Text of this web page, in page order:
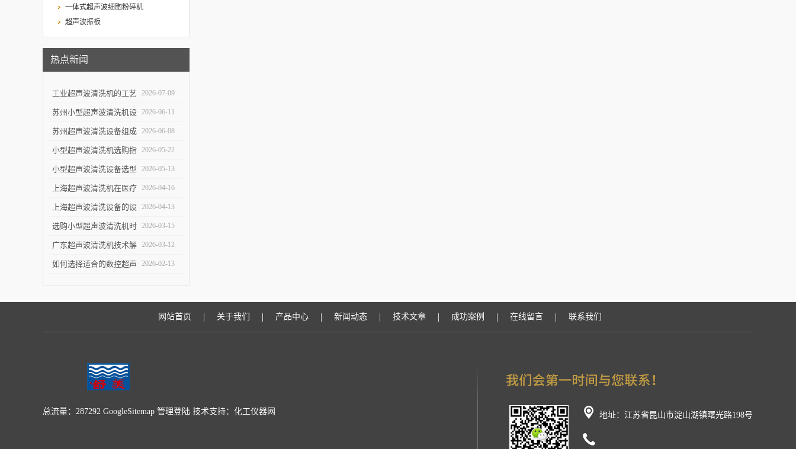
一体式超声波细胞粉碎机
超声波振板
热点新闻
工业超声波清洗机的工艺
设计与清洗效率提升
2026-07-09
苏州小型超声波清洗机设
计特点与实验室便携使用
优势
2026-06-11
苏州超声波清洗设备组成
结构与自动化清洗流程解
析
2026-06-08
小型超声波清洗机选购指
南：5个关键参数决定清
洁效果
2026-05-22
小型超声波清洗设备选型
指南：关键参数与实验
室/工业场景适配要点
2026-05-13
上海超声波清洗机在医疗
设备清洗中的应用
2026-04-16
上海超声波清洗设备的设
计优化与技术进展
2026-04-13
选购小型超声波清洗机时
的五个关键指标
2026-03-15
广东超声波清洗机技术解
析：原理与优势
2026-03-12
如何选择适合的数控超声 2026-02-13
网站首页 | 关于我们 | 产品中心 | 新闻动态 | 技术文章 | 成功案例 | 在线留言 | 联系我们
总流量：287292 GoogleSitemap 管理登陆 技术支持： 化工仪器网 地址：江苏省昆山市淀山湖镇曙光路198号